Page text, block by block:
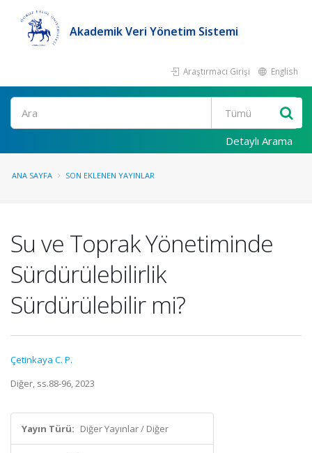
Akademik Veri Yönetim Sistemi
Araştırmacı Girişi English
Ara
Detaylı Arama
ANA SAYFA SON EKLENEN YAYINLAR
Su ve Toprak Yönetiminde
Sürdürülebilirlik
Sürdürülebilir mi?
Çetinkaya C. P.
Diğer, ss.88-96, 2023
Yayın Türü: Diğer Yayınlar / Diğer